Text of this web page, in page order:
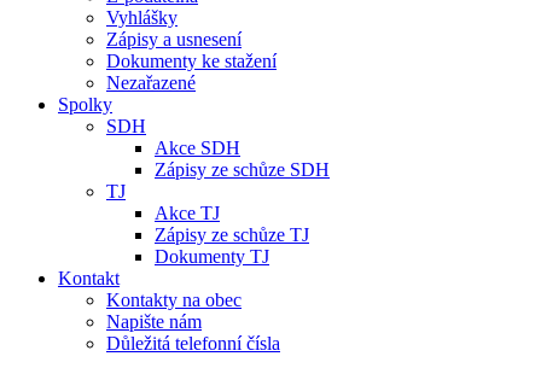
Vyhlášky
Zápisy a usnesení
Dokumenty ke stažení
Nezařazené
Spolky
SDH
Akce SDH
Zápisy ze schůze SDH
TJ
Akce TJ
Zápisy ze schůze TJ
Dokumenty TJ
Kontakt
Kontakty na obec
Napište nám
Důležitá telefonní čísla